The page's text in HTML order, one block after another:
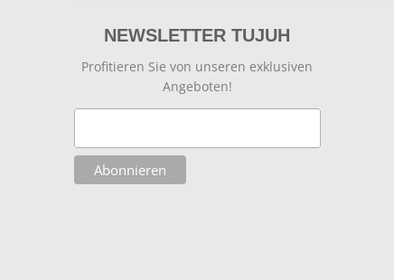
NEWSLETTER TUJUH
Profitieren Sie von unseren exklusiven
Angeboten!